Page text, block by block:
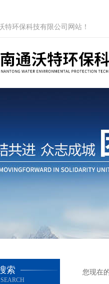
特环保科技有限公司网站！
索 您现在